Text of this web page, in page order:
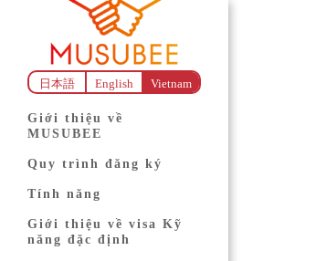
日本語 English Vietnam
Giới thiệu về
MUSUBEE
Quy trình đăng ký
Tính năng
Giới thiệu về visa Kỹ
năng đặc định